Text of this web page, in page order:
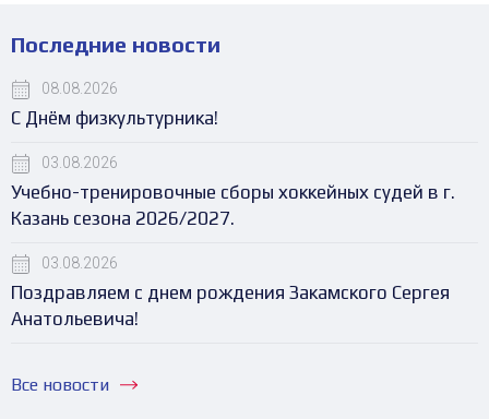
Последние новости
08.08.2026
С Днём физкультурника!
03.08.2026
Учебно-тренировочные сборы хоккейных судей в г.
Казань сезона 2026/2027.
03.08.2026
Поздравляем с днем рождения Закамского Сергея
Анатольевича!
Все новости